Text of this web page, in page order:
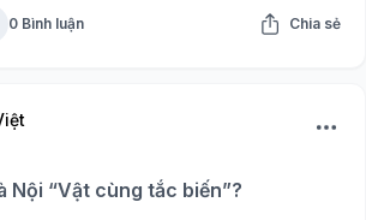
0 Bình luận Chia sẻ
Nội “Vật cùng tắc biến”?